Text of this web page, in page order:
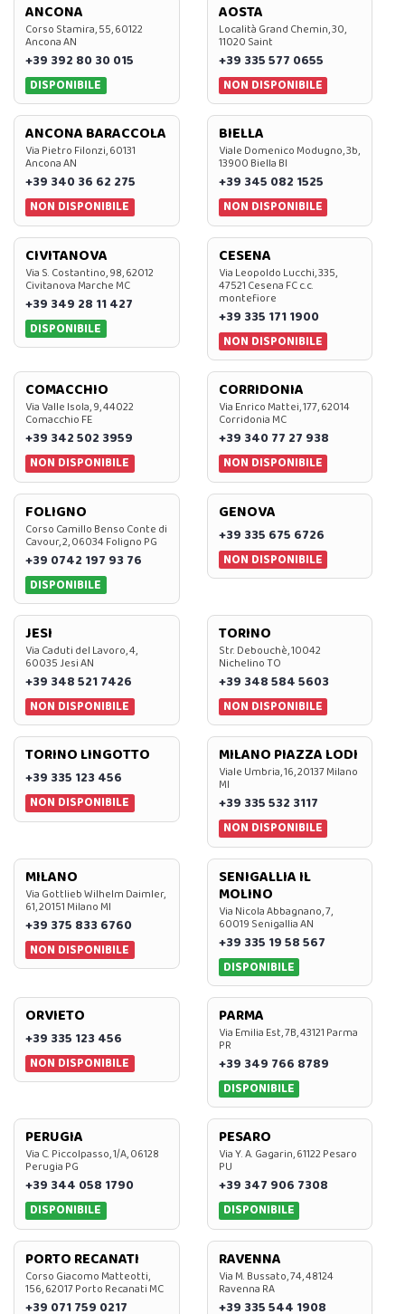
ANCONA
Corso Stamira, 55, 60122
Ancona AN
+39 392 80 30 015
DISPONIBILE
AOSTA
Località Grand Chemin, 30,
11020 Saint
+39 335 577 0655
NON DISPONIBILE
ANCONA BARACCOLA
Via Pietro Filonzi, 60131
Ancona AN
+39 340 36 62 275
NON DISPONIBILE
BIELLA
Viale Domenico Modugno, 3b,
13900 Biella BI
+39 345 082 1525
NON DISPONIBILE
CIVITANOVA
Via S. Costantino, 98, 62012
Civitanova Marche MC
+39 349 28 11 427
DISPONIBILE
CESENA
Via Leopoldo Lucchi, 335,
47521 Cesena FC c.c.
montefiore
+39 335 171 1900
NON DISPONIBILE
COMACCHIO
Via Valle Isola, 9, 44022
Comacchio FE
+39 342 502 3959
NON DISPONIBILE
CORRIDONIA
Via Enrico Mattei, 177, 62014
Corridonia MC
+39 340 77 27 938
NON DISPONIBILE
FOLIGNO
Corso Camillo Benso Conte di
Cavour, 2, 06034 Foligno PG
+39 0742 197 93 76
DISPONIBILE
GENOVA
+39 335 675 6726
NON DISPONIBILE
JESI
Via Caduti del Lavoro, 4,
60035 Jesi AN
+39 348 521 7426
NON DISPONIBILE
TORINO
Str. Debouchè, 10042
Nichelino TO
+39 348 584 5603
NON DISPONIBILE
TORINO LINGOTTO
+39 335 123 456
NON DISPONIBILE
MILANO PIAZZA LODI
Viale Umbria, 16, 20137 Milano
MI
+39 335 532 3117
NON DISPONIBILE
MILANO
Via Gottlieb Wilhelm Daimler,
61, 20151 Milano MI
+39 375 833 6760
NON DISPONIBILE
SENIGALLIA IL
MOLINO
Via Nicola Abbagnano, 7,
60019 Senigallia AN
+39 335 19 58 567
DISPONIBILE
ORVIETO
+39 335 123 456
NON DISPONIBILE
PARMA
Via Emilia Est, 7B, 43121 Parma
PR
+39 349 766 8789
DISPONIBILE
PERUGIA
Via C. Piccolpasso, 1/A, 06128
Perugia PG
+39 344 058 1790
DISPONIBILE
PESARO
Via Y. A. Gagarin, 61122 Pesaro
PU
+39 347 906 7308
DISPONIBILE
PORTO RECANATI
Corso Giacomo Matteotti,
156, 62017 Porto Recanati MC
+39 071 759 0217
RAVENNA
Via M. Bussato, 74, 48124
Ravenna RA
+39 335 544 1908